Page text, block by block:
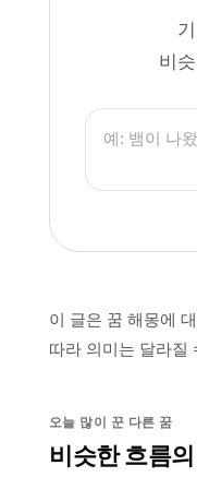
비
이 글은 꿈 해몽에
따라 의미는 달라질
오늘 많이 꾼 다른 꿈
비슷한 흐름